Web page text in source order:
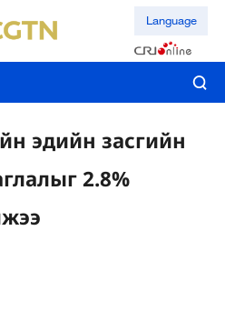
Language
эдийн засгийн
2.8%